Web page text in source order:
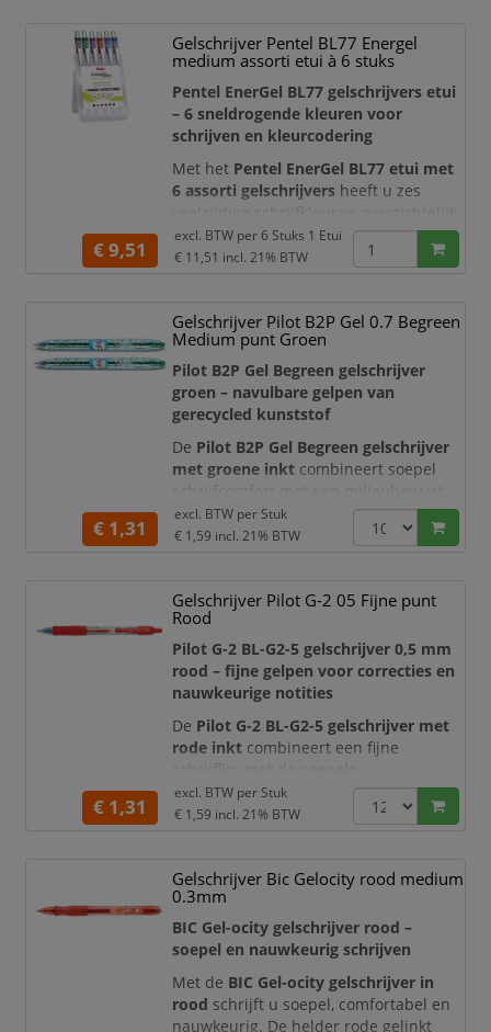
waardoor u zonder zorgen kunt
schrijven zonder uitlopen of vegen. Dit
maakt de Sharpie S-Gel ideaal voor
zowel links-
Gelschrijver Pentel BL77 Energel
medium assorti etui à 6 stuks
Pentel EnerGel BL77 gelschrijvers etui
– 6 sneldrogende kleuren voor
schrijven en kleurcodering
Met het Pentel EnerGel BL77 etui met
6 assorti gelschrijvers heeft u zes
veelzijdige schrijfkleuren overzichtelijk
bij elkaar. De set bevat de kleuren
zwart, rood, blauw, groen, roze en
pennen geschikt voor dagelijkse
notities, kleurcodering, studie, planning
en creatieve schr
€ 9,51
excl. BTW per6 Stuks 1 Etui
€ 11,51 incl. 21% BTW
Gelschrijver Pilot B2P Gel 0.7 Begreen
Medium punt Groen
Pilot B2P Gel Begreen gelschrijver
groen – navulbare gelpen van
gerecycled kunststof
De Pilot B2P Gel Begreen gelschrijver
met groene inkt combineert soepel
schrijfcomfort met een milieubewust
ontwerp. B2P staat voor “Bottle to
Pen”: de karakteristieke penhouder is
groene gelinkt, medium penpunt en
praktische klikbediening is deze pen
ideaal voor notities, kleurcoderin
€ 1,31
excl. BTW per Stuk
€ 1,59 incl. 21% BTW
Gelschrijver Pilot G-2 05 Fijne punt
Rood
Pilot G-2 BL-G2-5 gelschrijver 0,5 mm
rood – fijne gelpen voor correcties en
nauwkeurige notities
De Pilot G-2 BL-G2-5 gelschrijver met
rode inkt combineert een fijne
schrijflijn met de soepele
schrijfprestaties van de bekende Pilot
G-2-serie. De kleurintensieve gelinkt
zichtbare rode lijn. Dankzij de
ergonomische rubberen grip,
intrekbare punt en navulbare
constructie is
€ 1,31
excl. BTW per Stuk
€ 1,59 incl. 21% BTW
Gelschrijver Bic Gelocity rood medium
0.3mm
BIC Gel-ocity gelschrijver rood –
soepel en nauwkeurig schrijven
Met de BIC Gel-ocity gelschrijver in
rood schrijft u soepel, comfortabel en
nauwkeurig. De helder rode gelinkt